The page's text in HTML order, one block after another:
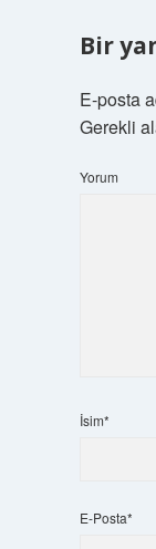
Bir
E-posta
Gerekli
Yorum
İsim*
E-Posta*